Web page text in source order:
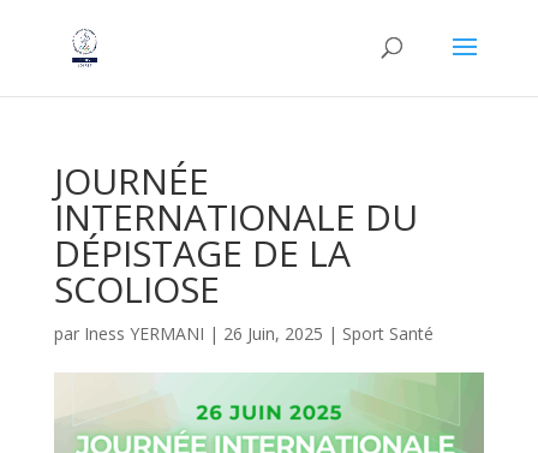
JOURNÉE
INTERNATIONALE DU
DÉPISTAGE DE LA
SCOLIOSE
par Iness YERMANI | 26 Juin, 2025 | Sport Santé